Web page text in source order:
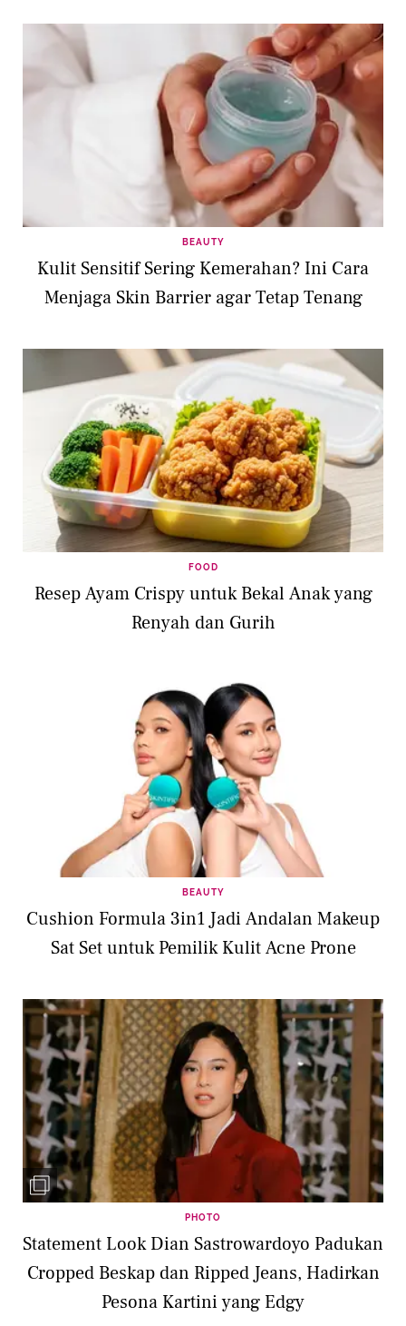
BEAUTY
Kulit Sensitif Sering Kemerahan? Ini Cara
Menjaga Skin Barrier agar Tetap Tenang
FOOD
Resep Ayam Crispy untuk Bekal Anak yang
Renyah dan Gurih
BEAUTY
Cushion Formula 3in1 Jadi Andalan Makeup
Sat Set untuk Pemilik Kulit Acne Prone
PHOTO
Statement Look Dian Sastrowardoyo Padukan
Cropped Beskap dan Ripped Jeans, Hadirkan
Pesona Kartini yang Edgy